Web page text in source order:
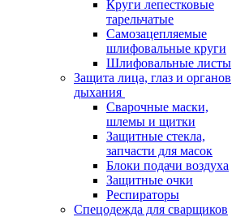
Круги лепестковые
тарельчатые
Самозацепляемые
шлифовальные круги
Шлифовальные листы
Защита лица, глаз и органов
дыхания
Сварочные маски,
шлемы и щитки
Защитные стекла,
запчасти для масок
Блоки подачи воздуха
Защитные очки
Респираторы
Спецодежда для сварщиков